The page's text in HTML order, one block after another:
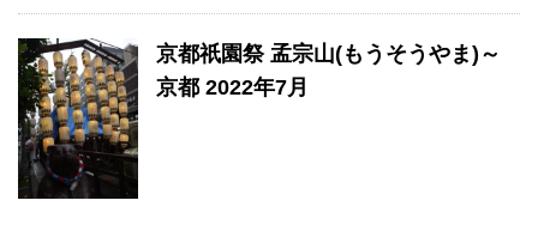
京都祇園祭 孟宗山(もうそうやま)～
京都 2022年7月